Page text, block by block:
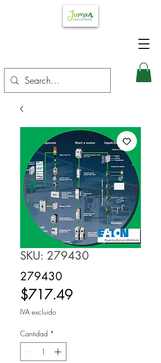
SKU: 279430
279430
$717.49Precio
IVA excluido
Cantidad *